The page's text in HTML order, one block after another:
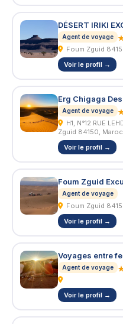
DÉSERT IRIKI
Agent de voyage
Foum Zguid
Voir le profil →
Erg Chigaga
Agent de voyage
Zguid 84150, Maroc
Voir le profil →
Foum Zguid
Agent de voyage
Foum Zguid
Voir le profil →
Voyages entre
Agent de voyage
Voir le profil →